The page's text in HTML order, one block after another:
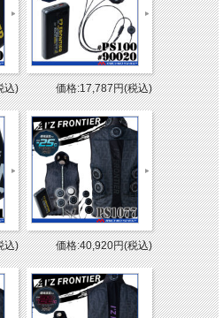
込) 価格:17,787円(税込)
込) 価格:40,920円(税込)